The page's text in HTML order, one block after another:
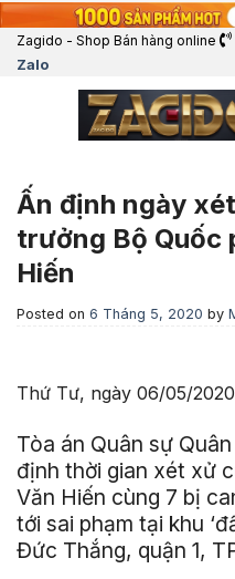
Zagido - Shop Bán hàng online
Zalo
Ấn định ngày
trưởng Bộ Quốc
Hiến
Posted on 6 Tháng 5, 2020 by
Thứ Tư, ngày 06/05/
Tòa án Quân sự
định thời gian xét xử
Văn Hiến cùng 7 bị
tới sai phạm tại khu
Đức Thắng, quận 1,